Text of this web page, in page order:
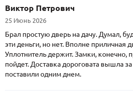
Виктор Петрович
25 Июнь 2026
Брал простую дверь на дачу. Думал,
эти деньги, но нет. Вполне приличная
Уплотнитель держит. Замки, конечно,
пойдет. Доставка дороговата вышла
поставили одним днем.